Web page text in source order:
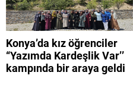
Konya’da kız öğrenciler
“Yazımda Kardeşlik Var’’
kampında bir araya geldi